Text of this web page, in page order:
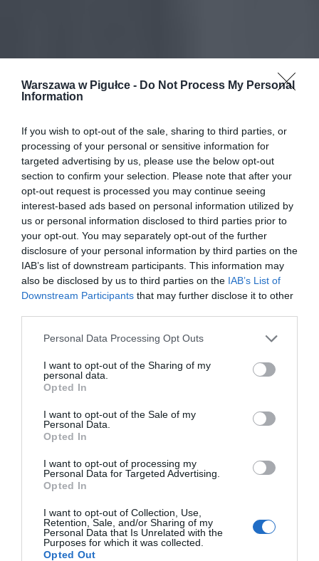
Warszawa w Pigułce - Do Not Process My Personal
Information
If you wish to opt-out of the sale, sharing to third parties, or
processing of your personal or sensitive information for
targeted advertising by us, please use the below opt-out
section to confirm your selection. Please note that after your
opt-out request is processed you may continue seeing
interest-based ads based on personal information utilized by
us or personal information disclosed to third parties prior to
your opt-out. You may separately opt-out of the further
disclosure of your personal information by third parties on the
IAB’s list of downstream participants. This information may
also be disclosed by us to third parties on the IAB’s List of
Downstream Participants that may further disclose it to other
Personal Data Processing Opt Outs
I want to opt-out of the Sharing of my
personal data.
Opted In
I want to opt-out of the Sale of my
Personal Data.
Opted In
I want to opt-out of processing my
Personal Data for Targeted Advertising.
Opted In
I want to opt-out of Collection, Use,
Retention, Sale, and/or Sharing of my
Personal Data that Is Unrelated with the
Purposes for which it was collected.
Opted Out